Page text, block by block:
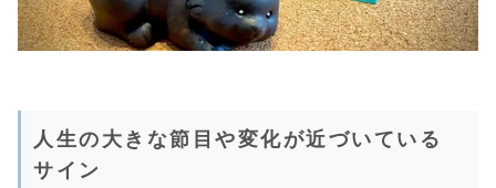
人生の大きな節目や変化が近づいている
サイン